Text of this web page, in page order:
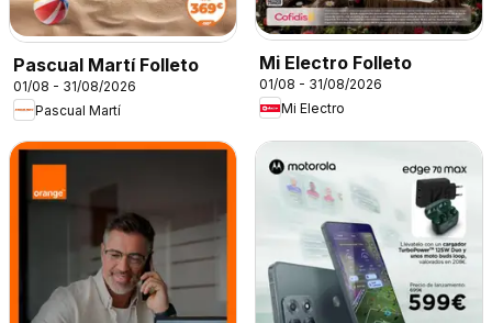
Pascual Martí Folleto
01/08 - 31/08/2026
Pascual Martí
Mi Electro Folleto
01/08 - 31/08/2026
Mi Electro